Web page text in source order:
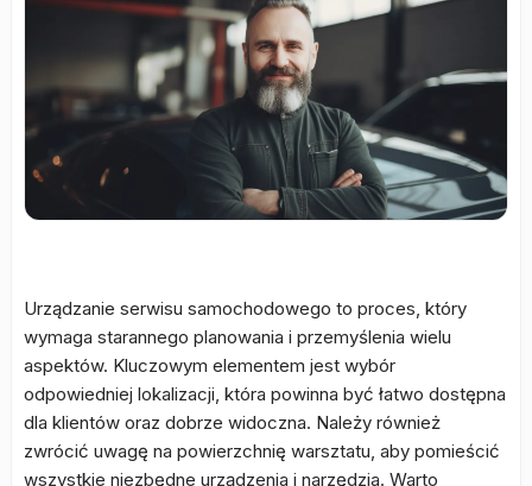
Urządzanie serwisu samochodowego to proces, który
wymaga starannego planowania i przemyślenia wielu
aspektów. Kluczowym elementem jest wybór
odpowiedniej lokalizacji, która powinna być łatwo dostępna
dla klientów oraz dobrze widoczna. Należy również
zwrócić uwagę na powierzchnię warsztatu, aby pomieścić
wszystkie niezbędne urządzenia i narzędzia. Warto